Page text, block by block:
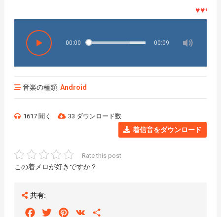
♥♥♥着メ
00:00 00:09
音楽の種類: Android
1617 聞く 33 ダウンロード数
着信音をダウンロード
Rate this post
この着メロが好きですか？
共有:
FacebookTwitterPinterest
VK